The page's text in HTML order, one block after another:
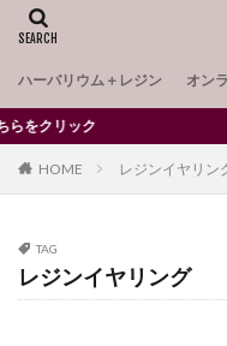
ハーバリウム＋レジン オン
ピンセット・フラット
フェイクフード
フォントD
ブラ
ピアス用シリコンモー
ハンドメイド
ック
HOME レジンイヤリン
TAG
レジンイヤリング